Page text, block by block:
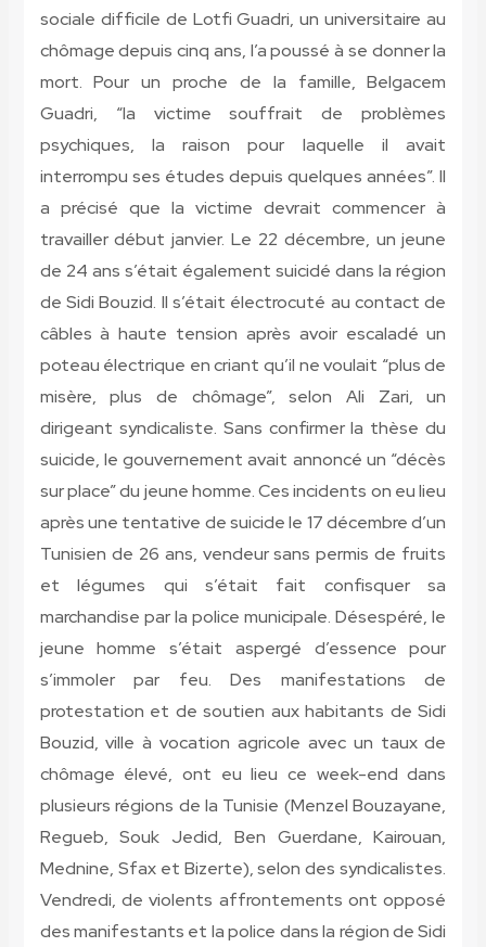
sociale difficile de Lotfi Guadri, un universitaire au
chômage depuis cinq ans, l’a poussé à se donner la
mort. Pour un proche de la famille, Belgacem
Guadri, “la victime souffrait de problèmes
psychiques, la raison pour laquelle il avait
interrompu ses études depuis quelques années”. Il
a précisé que la victime devrait commencer à
travailler début janvier. Le 22 décembre, un jeune
de 24 ans s’était également suicidé dans la région
de Sidi Bouzid. Il s’était électrocuté au contact de
câbles à haute tension après avoir escaladé un
poteau électrique en criant qu’il ne voulait “plus de
misère, plus de chômage”, selon Ali Zari, un
dirigeant syndicaliste. Sans confirmer la thèse du
suicide, le gouvernement avait annoncé un “décès
sur place” du jeune homme. Ces incidents on eu lieu
après une tentative de suicide le 17 décembre d’un
Tunisien de 26 ans, vendeur sans permis de fruits
et légumes qui s’était fait confisquer sa
marchandise par la police municipale. Désespéré, le
jeune homme s’était aspergé d’essence pour
s’immoler par feu. Des manifestations de
protestation et de soutien aux habitants de Sidi
Bouzid, ville à vocation agricole avec un taux de
chômage élevé, ont eu lieu ce week-end dans
plusieurs régions de la Tunisie (Menzel Bouzayane,
Regueb, Souk Jedid, Ben Guerdane, Kairouan,
Mednine, Sfax et Bizerte), selon des syndicalistes.
Vendredi, de violents affrontements ont opposé
des manifestants et la police dans la région de Sidi